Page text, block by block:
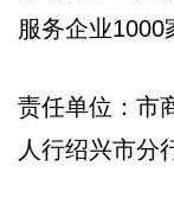
服务企业1000
责任单位：市
人行绍兴市分